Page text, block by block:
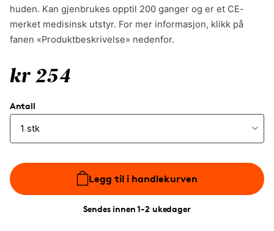
huden. Kan gjenbrukes opptil 200 ganger og er et CE-
merket medisinsk utstyr. For mer informasjon, klikk på
fanen «Produktbeskrivelse» nedenfor.
kr 254
Antall
Legg til i handlekurven
Sendes innen 1-2 ukedager